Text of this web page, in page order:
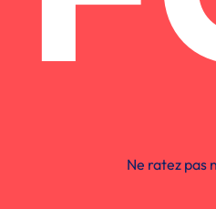
Ne ratez pas